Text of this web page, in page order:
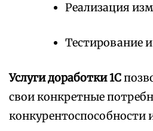
Реализация
Тестирование
Услуги доработки 1С
свои конкретные
конкурентоспособности